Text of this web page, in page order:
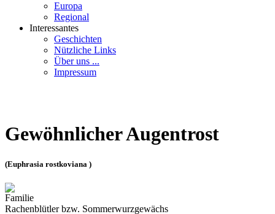
Europa
Regional
Interessantes
Geschichten
Nützliche Links
Über uns ...
Impressum
Gewöhnlicher Augentrost
(Euphrasia rostkoviana )
Familie
Rachenblütler bzw. Sommerwurzgewächs